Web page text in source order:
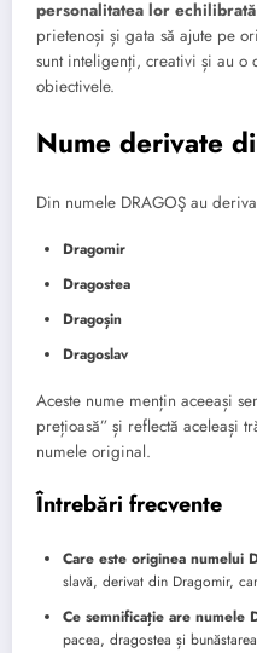
personalitatea lor
prietenoși și gata să ajute pe
sunt inteligenți, creativi și au o
obiectivele.
Nume derivate
Din numele DRAGOŞ au
Dragomir
Dragostea
Dragoșin
Dragoslav
Aceste nume mențin aceeași
prețioasă” și reflectă aceleași
numele original.
Întrebări frecvente
Care este originea numelui
slavă, derivat din Dragomir,
Ce semnificație are numele
pacea, dragostea și